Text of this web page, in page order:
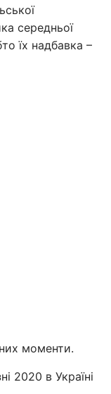
середньої
їх надбавка –
моменти.
2020 в Україні